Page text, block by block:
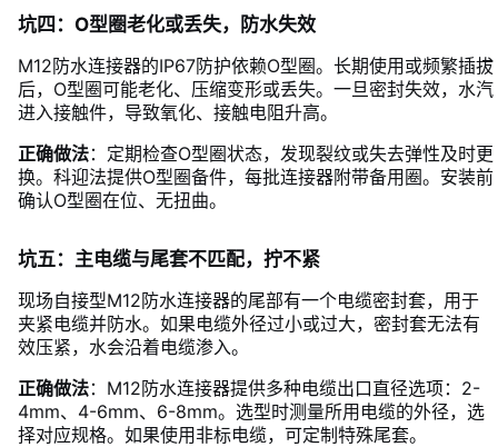
坑四：O型圈老化或丢失，防水失效
M12防水连接器的IP67防护依赖O型圈。长期使用或频繁插拔
后，O型圈可能老化、压缩变形或丢失。一旦密封失效，水汽
进入接触件，导致氧化、接触电阻升高。
正确做法：定期检查O型圈状态，发现裂纹或失去弹性及时更
换。科迎法提供O型圈备件，每批连接器附带备用圈。安装前
确认O型圈在位、无扭曲。
坑五：主电缆与尾套不匹配，拧不紧
现场自接型M12防水连接器的尾部有一个电缆密封套，用于
夹紧电缆并防水。如果电缆外径过小或过大，密封套无法有
效压紧，水会沿着电缆渗入。
正确做法：M12防水连接器提供多种电缆出口直径选项：2-
4mm、4-6mm、6-8mm。选型时测量所用电缆的外径，选
择对应规格。如果使用非标电缆，可定制特殊尾套。